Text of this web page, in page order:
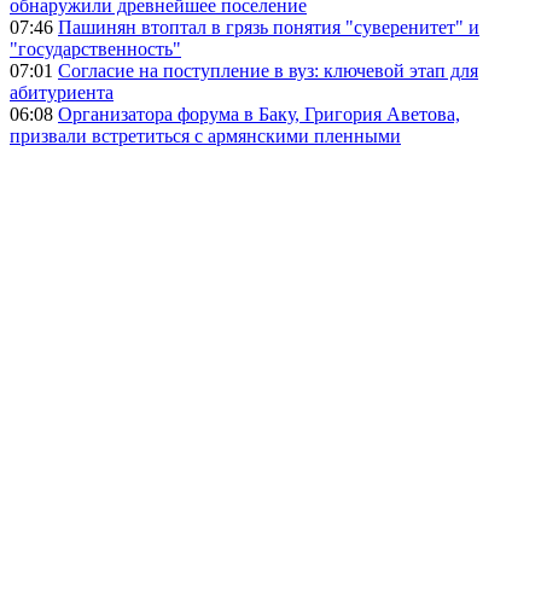
обнаружили древнейшее поселение
07:46 Пашинян втоптал в грязь понятия "суверенитет" и
"государственность"
07:01 Согласие на поступление в вуз: ключевой этап для
абитуриента
06:08 Организатора форума в Баку, Григория Аветова,
призвали встретиться с армянскими пленными